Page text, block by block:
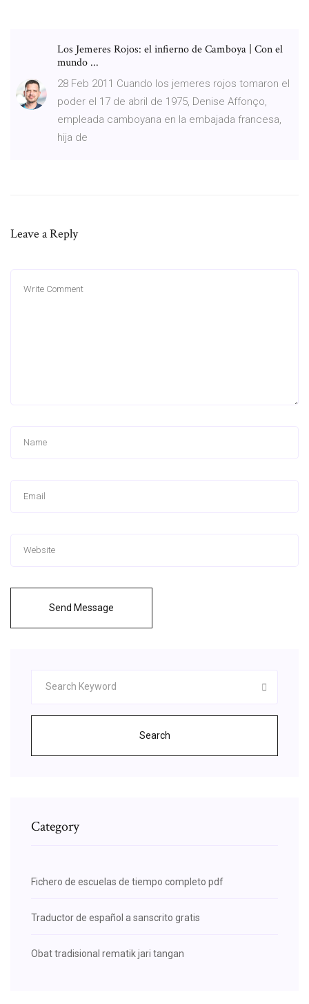
Los Jemeres Rojos: el infierno de Camboya | Con el
mundo ...
28 Feb 2011 Cuando los jemeres rojos tomaron el
poder el 17 de abril de 1975, Denise Affonço,
empleada camboyana en la embajada francesa,
hija de
Leave a Reply
Send Message
Search
Category
Fichero de escuelas de tiempo completo pdf
Traductor de español a sanscrito gratis
Obat tradisional rematik jari tangan